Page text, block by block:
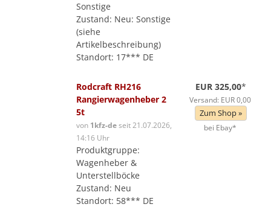
Sonstige
Zustand: Neu: Sonstige
(siehe
Artikelbeschreibung)
Standort: 17*** DE
Rodcraft RH216
Rangierwagenheber 2
5t
von 1kfz-deseit 21.07.2026,
14:16 Uhr
Produktgruppe:
Wagenheber &
Unterstellböcke
Zustand: Neu
Standort: 58*** DE
EUR 325,00*
Versand: EUR 0,00
Zum Shop »
bei Ebay*